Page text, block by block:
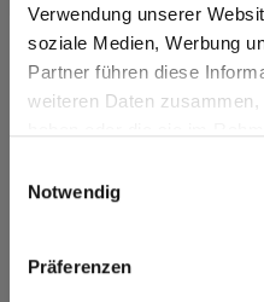
Verwendung unserer
soziale Medien, Werbung
Partner führen diese
weiteren Daten
Notwendig
Präferenzen
sr.modal is not closeable
Are you based in
Staaten?
rest of the world!
Leicht zu reinigen
Kratzfest